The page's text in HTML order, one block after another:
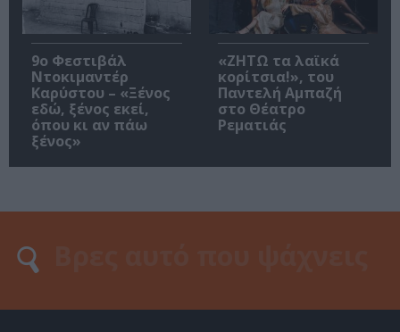
9ο Φεστιβάλ
Ντοκιμαντέρ
Καρύστου – «Ξένος
εδώ, ξένος εκεί,
όπου κι αν πάω
ξένος»
«ΖΗΤΩ τα λαϊκά
κορίτσια!», του
Παντελή Αμπαζή
στο Θέατρο
Ρεματιάς